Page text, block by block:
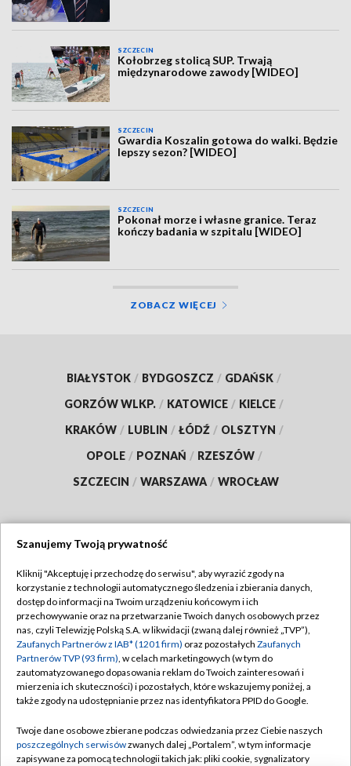
SZCZECIN
Kołobrzeg stolicą SUP. Trwają
międzynarodowe zawody [WIDEO]
SZCZECIN
Gwardia Koszalin gotowa do walki. Będzie
lepszy sezon? [WIDEO]
SZCZECIN
Pokonał morze i własne granice. Teraz
kończy badania w szpitalu [WIDEO]
ZOBACZ WIĘCEJ
BIAŁYSTOK / BYDGOSZCZ / GDAŃSK /
GORZÓW WLKP. / KATOWICE / KIELCE /
KRAKÓW / LUBLIN / ŁÓDŹ / OLSZTYN /
OPOLE / POZNAŃ / RZESZÓW /
SZCZECIN / WARSZAWA / WROCŁAW
TVP
Abonament TVP
Emisja w TVP
Centrum informacji TVP
Naziemna Telewizja Cyfrowa
Rada Programowa
Regulamin TVP
Polityka prywatności
Moje zgody
Pomoc
Kontakt
Szanujemy Twoją prywatność
Kliknij "Akceptuję i przechodzę do serwisu", aby wyrazić zgody na
korzystanie z technologii automatycznego śledzenia i zbierania danych,
dostęp do informacji na Twoim urządzeniu końcowym i ich
przechowywanie oraz na przetwarzanie Twoich danych osobowych przez
nas, czyli Telewizję Polską S.A. w likwidacji (zwaną dalej również „TVP”),
Zaufanych Partnerów z IAB* (1201 firm) oraz pozostałych Zaufanych
Partnerów TVP (93 firm), w celach marketingowych (w tym do
zautomatyzowanego dopasowania reklam do Twoich zainteresowań i
mierzenia ich skuteczności) i pozostałych, które wskazujemy poniżej, a
także zgody na udostępnianie przez nas identyfikatora PPID do Google.
Twoje dane osobowe zbierane podczas odwiedzania przez Ciebie naszych
poszczególnych serwisówzwanych dalej „Portalem”, w tym informacje
zapisywane za pomocą technologii takich jak: pliki cookie, sygnalizatory